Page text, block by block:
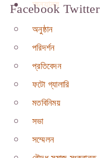
অন্যান্য
অনুষ্ঠান
পরিদর্শন
প্রতিবেদন
ফটো গ্যালারি
মতবিনিময়
সভা
সম্মেলন
Facebook Twitter